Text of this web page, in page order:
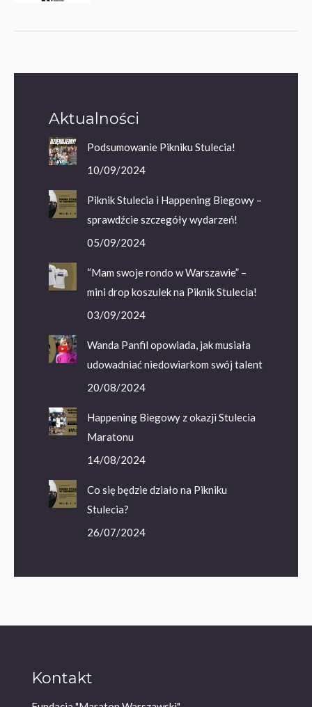
Aktualności
Podsumowanie Pikniku Stulecia!
10/09/2024
Piknik Stulecia i Happening Biegowy –
sprawdźcie szczegóły wydarzeń!
05/09/2024
“Mam swoje rondo w Warszawie” –
mini drop koszulek na Piknik Stulecia!
03/09/2024
Wanda Panfil opowiada, jak musiała
udowadniać niedowiarkom swój talent
20/08/2024
Happening Biegowy z okazji Stulecia
Maratonu
14/08/2024
Co się będzie działo na Pikniku
Stulecia?
26/07/2024
Kontakt